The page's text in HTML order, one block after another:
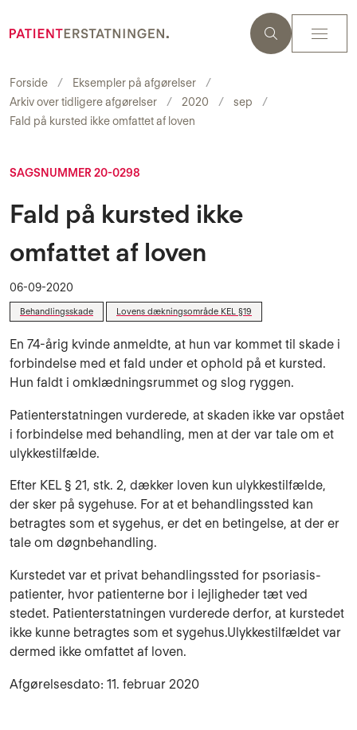
Forside
Eksempler på afgørelser
Arkiv over tidligere afgørelser
2020
sep
Fald på kursted ikke omfattet af loven
SAGSNUMMER 20-0298
Fald på kursted ikke
omfattet af loven
06-09-2020
Behandlingsskade Lovens dækningsområde KEL §19
En 74-årig kvinde anmeldte, at hun var kommet til skade i
forbindelse med et fald under et ophold på et kursted.
Hun faldt i omklædningsrummet og slog ryggen.
Patienterstatningen vurderede, at skaden ikke var opstået
i forbindelse med behandling, men at der var tale om et
ulykkestilfælde.
Efter KEL § 21, stk. 2, dækker loven kun ulykkestilfælde,
der sker på sygehuse. For at et behandlingssted kan
betragtes som et sygehus, er det en betingelse, at der er
tale om døgnbehandling.
Kurstedet var et privat behandlingssted for psoriasis-
patienter, hvor patienterne bor i lejligheder tæt ved
stedet. Patienterstatningen vurderede derfor, at kurstedet
ikke kunne betragtes som et sygehus.Ulykkestilfældet var
dermed ikke omfattet af loven.
Afgørelsesdato: 11. februar 2020